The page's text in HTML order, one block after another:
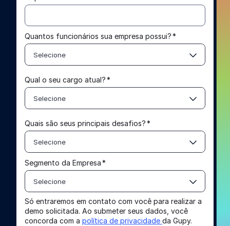
Quantos funcionários sua empresa possui?*
Selecione
Qual o seu cargo atual?*
Selecione
Quais são seus principais desafios?*
Selecione
Segmento da Empresa*
Selecione
Só entraremos em contato com você para realizar a
demo solicitada. Ao submeter seus dados, você
concorda com a política de privacidade da Gupy.